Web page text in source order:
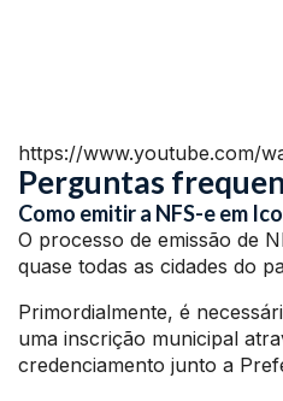
https://www.youtube.com/
Perguntas
Como emitir a NFS-e em
O processo de emissão de
quase todas as cidades do
Primordialmente, é
uma inscrição municipal
credenciamento junto a